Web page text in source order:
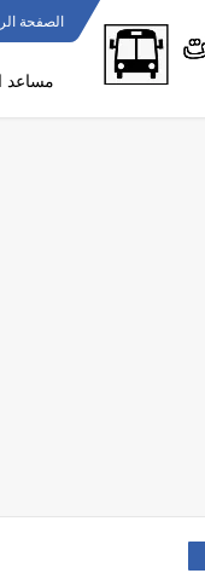
الصفحة
مساعد